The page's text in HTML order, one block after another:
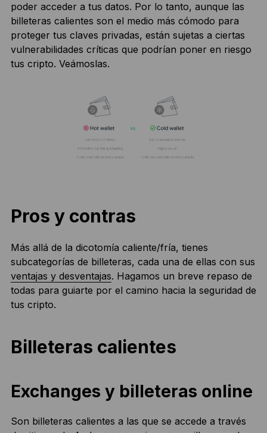
poder acceder a tus datos. Por lo tanto, aunque las
billeteras calientes son el medio más cómodo para
proteger tus claves privadas, están sujetas a ciertas
vulnerabilidades críticas que podrían poner en riesgo
tus cripto. Veámoslas.
Pros y contras
Más allá de la dicotomía caliente/fría, tienes
subcategorías de billeteras, cada una de ellas con sus
ventajas y desventajas. Hagamos un breve repaso de
todas para guiarte por el camino hacia la seguridad de
tus cripto.
Billeteras calientes
Exchanges y billeteras online
Son billeteras calientes a las que se accede a través